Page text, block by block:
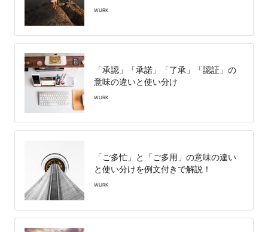
WURK
「承認」「承諾」「了承」「認証」の
意味の違いと使い分け
WURK
「ご多忙」と「ご多用」の意味の違い
と使い分けを例文付きで解説！
WURK